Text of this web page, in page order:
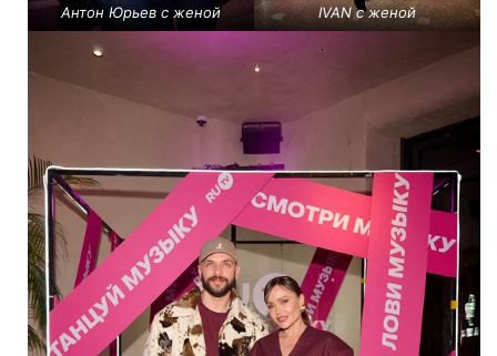
Антон Юрьев с женой IVAN с женой